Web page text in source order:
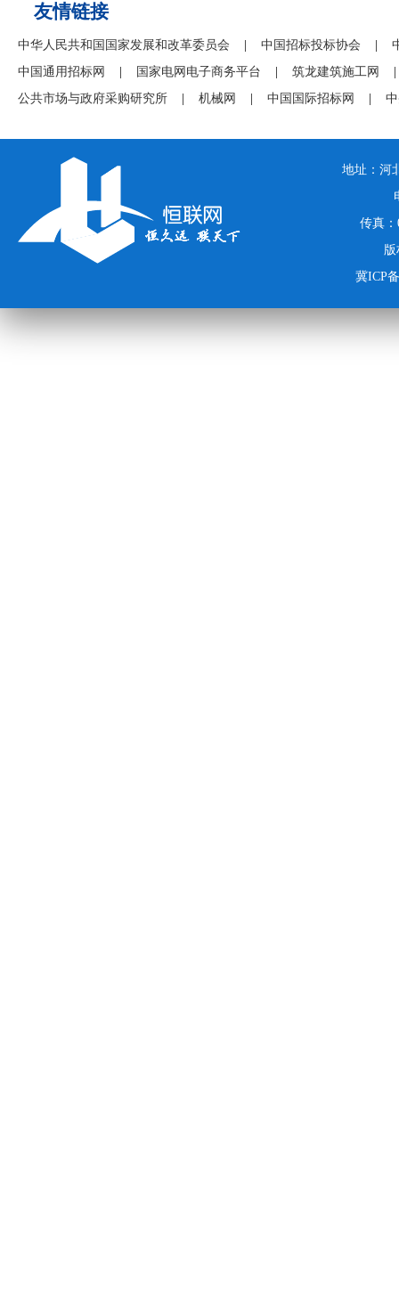
友情链接
中华人民共和国国家发展和改革委员会 中国招标投标协会
中国通用招标网
国家电网电子商务平台 筑龙建筑施工网
公共市场与政府采购研究所
机械网 中国国际招标网
地址：河
传真
冀ICP